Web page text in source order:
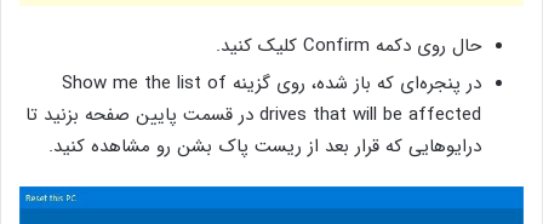
حال روی دکمه‌ Confirm کلیک کنید.
در پنجره‌ای که باز شده، روی گزینه‌ Show me the list of
drives that will be affected در قسمت پایین صفحه بزنید تا
درایوهایی که قرار بعد از ریست پاک بشن رو مشاهده کنید.